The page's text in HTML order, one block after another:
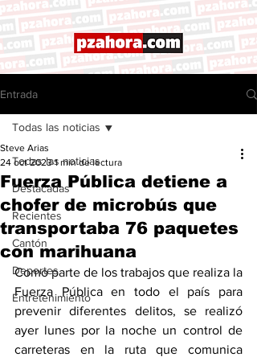
Entrada
Todas las noticias
Destacadas
Recientes
Cantón
Deportes
Entretenimiento
Todas las noticias
Fuerza Pública detiene a
chofer de microbús que
transportaba 76 paquetes
con marihuana
Steve Arias
24 oct 2023 1 min de lectura
Como parte de los trabajos que realiza la
Fuerza Pública en todo el país para
prevenir diferentes delitos, se realizó
ayer lunes por la noche un control de
carreteras en la ruta que comunica